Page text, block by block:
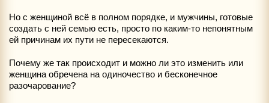
Но с женщиной всё в полном порядке, и мужчины, готовые
создать с ней семью есть, просто по каким-то непонятным
ей причинам их пути не пересекаются.
Почему же так происходит и можно ли это изменить или
женщина обречена на одиночество и бесконечное
разочарование?